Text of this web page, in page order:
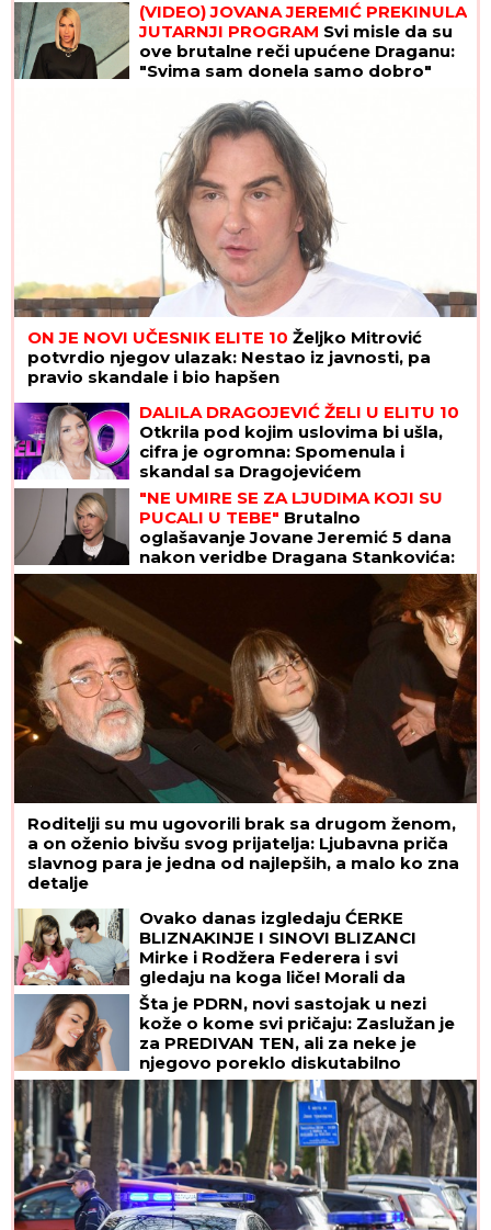
(VIDEO) JOVANA JEREMIĆ PREKINULA
JUTARNJI PROGRAM Svi misle da su
ove brutalne reči upućene Draganu:
"Svima sam donela samo dobro"
ON JE NOVI UČESNIK ELITE 10 Željko Mitrović
potvrdio njegov ulazak: Nestao iz javnosti, pa
pravio skandale i bio hapšen
DALILA DRAGOJEVIĆ ŽELI U ELITU 10
Otkrila pod kojim uslovima bi ušla,
cifra je ogromna: Spomenula i
skandal sa Dragojevićem
"NE UMIRE SE ZA LJUDIMA KOJI SU
PUCALI U TEBE" Brutalno
oglašavanje Jovane Jeremić 5 dana
nakon veridbe Dragana Stankovića:
"Znali su šta rade"
Roditelji su mu ugovorili brak sa drugom ženom,
a on oženio bivšu svog prijatelja: Ljubavna priča
slavnog para je jedna od najlepših, a malo ko zna
detalje
Ovako danas izgledaju ĆERKE
BLIZNAKINJE I SINOVI BLIZANCI
Mirke i Rodžera Federera i svi
gledaju na koga liče! Morali da
zarađuju DŽEPERAC iako im je otac
milijarder: "Neka znaju da novac ne
pada sa neba"
Šta je PDRN, novi sastojak u nezi
kože o kome svi pričaju: Zaslužan je
za PREDIVAN TEN, ali za neke je
njegovo poreklo diskutabilno